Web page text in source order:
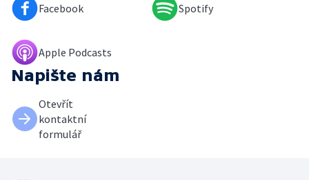
Facebook Spotify
Apple Podcasts
Napište nám
Otevřít
kontaktní
formulář